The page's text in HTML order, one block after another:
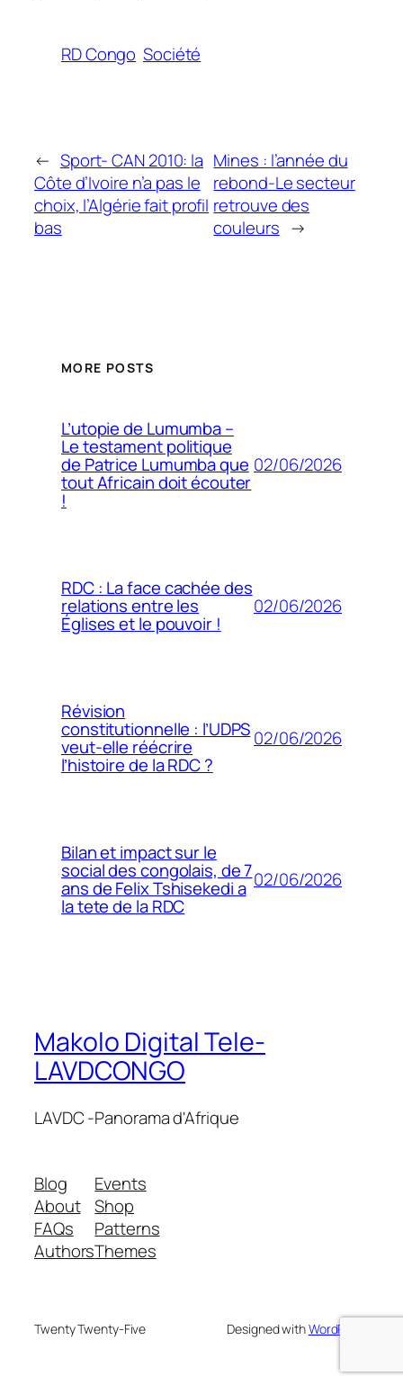
RD Congo Société
← Sport- CAN 2010: la
Côte d’Ivoire n’a pas le
choix, l’Algérie fait profil
bas
Mines : l’année du
rebond-Le secteur
retrouve des
couleurs →
MORE POSTS
L’utopie de Lumumba –
Le testament politique
de Patrice Lumumba que
tout Africain doit écouter
!
02/06/2026
RDC : La face cachée des
relations entre les
Églises et le pouvoir !
02/06/2026
Révision
constitutionnelle : l’UDPS
veut-elle réécrire
l’histoire de la RDC ?
02/06/2026
Bilan et impact sur le
social des congolais, de 7
ans de Felix Tshisekedi a
la tete de la RDC
02/06/2026
Makolo Digital Tele-
LAVDCONGO
LAVDC -Panorama d'Afrique
Blog
About
FAQs
Authors
Events
Shop
Patterns
Themes
Twenty Twenty-Five Designed withWordPress